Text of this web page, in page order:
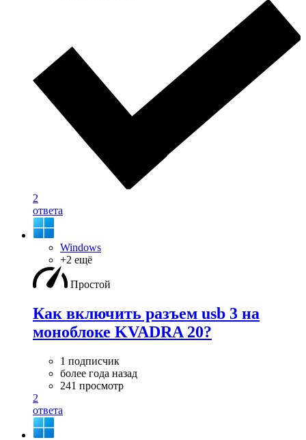
2
ответа
Windows
+2 ещё
Простой
Как включить разъем usb 3 на
моноблоке KVADRA 20?
1 подписчик
более года назад
241 просмотр
2
ответа